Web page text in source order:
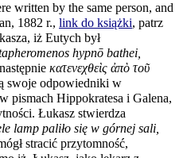
written by the same person, and
1882 r.,link do książki, patrz
iżEutych był
hypnō bathei,
κατενεχθεὶς ἀπὸ τοῦ
swoje odpowiedniki w
pismach Hippokratesa i Galena,
Łukasz stwierdza
lamp paliło się w górnej sali,
stracić przytomność,